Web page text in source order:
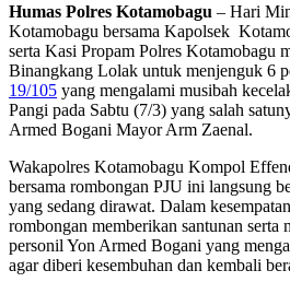
Humas Polres Kotamobagu – Hari
Kotamobagu bersama Kapolsek
serta Kasi Propam Polres Kotamobagu
Binangkang Lolak untuk menjenguk 6
19/105 yang mengalami musibah
Pangi pada Sabtu (7/3) yang salah
Armed Bogani Mayor Arm Zaenal.
Wakapolres Kotamobagu Kompol
bersama rombongan PJU ini langsung
yang sedang dirawat. Dalam
rombongan memberikan santunan serta
personil Yon Armed Bogani yang
agar diberi kesembuhan dan kembali